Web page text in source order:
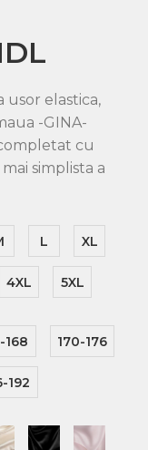
usor elastica,
-GINA-
cu
simplista a
L XL
4XL 5XL
168 170-176
192